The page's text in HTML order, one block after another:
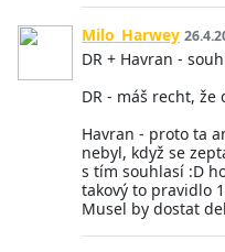
Milo_Harwey
DR + Havran -
DR - máš recht, že
Havran - proto ta
nebyl, když se
s tím souhlasí :D
takový to pravidlo
Musel by dostat